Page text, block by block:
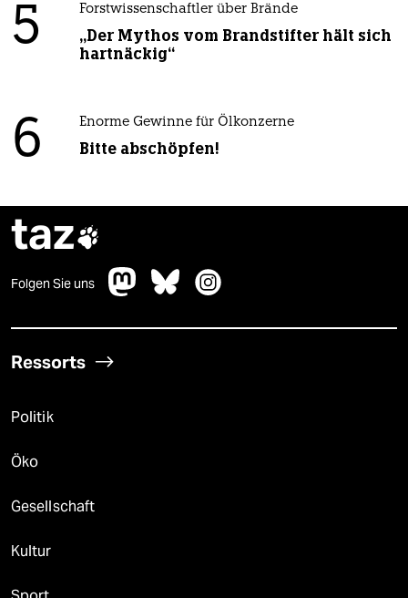
5 Forstwissenschaftler über Brände
„Der Mythos vom Brandstifter hält sich
hartnäckig“
6 Enorme Gewinne für Ölkonzerne
Bitte abschöpfen!
taz
Folgen Sie uns
Ressorts
Politik
Öko
Gesellschaft
Kultur